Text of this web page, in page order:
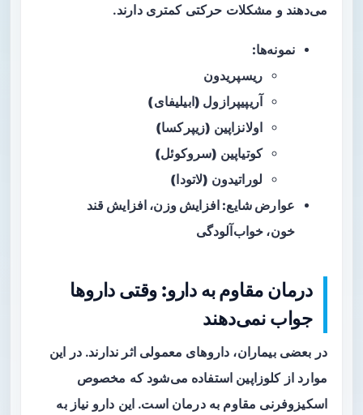
می‌دهند و مشکلات حرکتی کمتری دارند.
نمونه‌ها:
ریسپریدون
آریپیپرازول (ابیلیفای)
اولانزاپین (زیپرکسا)
کوتیاپین (سروکوئل)
لوراتیدون (لاتودا)
عوارض شایع: افزایش وزن، افزایش قند
خون، خواب‌آلودگی
درمان مقاوم به دارو: وقتی داروها
جواب نمی‌دهند
در بعضی بیماران، داروهای معمولی اثر ندارند. در این
موارد از کلوزاپین استفاده می‌شود که مخصوص
اسکیزوفرنی مقاوم به درمان است. این دارو نیاز به